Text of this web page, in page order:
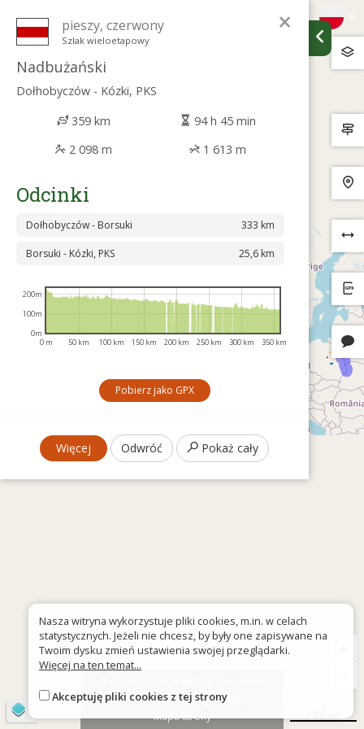
×
pieszy, czerwony
Szlak wieloetapowy
Nadbużański
Dołhobyczów - Kózki, PKS
359 km
94 h 45 min
2 098 m
1 613 m
Odcinki
Dołhobyczów - Borsuki 333 km
Borsuki - Kózki, PKS 25,6 km
0 m 50 km 100 km 150 km 200 km 250 km 300 km 350 km
0m
100m
200m
Pobierz jako GPX
Więcej Odwróć Pokaż cały
Znak nie tak?
Deklaracja dostępności
Mapa strony
Nasza witryna wykorzystuje pliki cookies, m.in. w celach
statystycznych. Jeżeli nie chcesz, by były one zapisywane na
Twoim dysku zmień ustawienia swojej przeglądarki.
Więcej na ten temat...
Akceptuję pliki cookies z tej strony